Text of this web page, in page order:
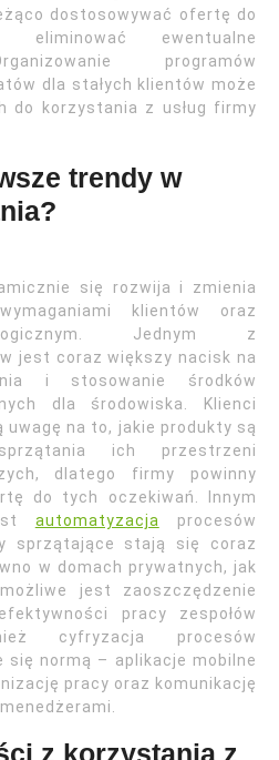
dostosowywać ofertę do
ewentualne
programów
dla stałych klientów może
do korzystania z usług firmy
trendy w
się rozwija i zmienia
klientów oraz
Jednym z
jest coraz większy nacisk na
i stosowanie środków
dla środowiska. Klienci
na to, jakie produkty są
ich przestrzeni
dlatego firmy powinny
do tych oczekiwań. Innym
automatyzacja
procesów
sprzątające stają się coraz
w domach prywatnych, jak
jest zaoszczędzenie
pracy zespołów
cyfryzacja procesów
normą – aplikacje mobilne
pracy oraz komunikację
z korzystania z